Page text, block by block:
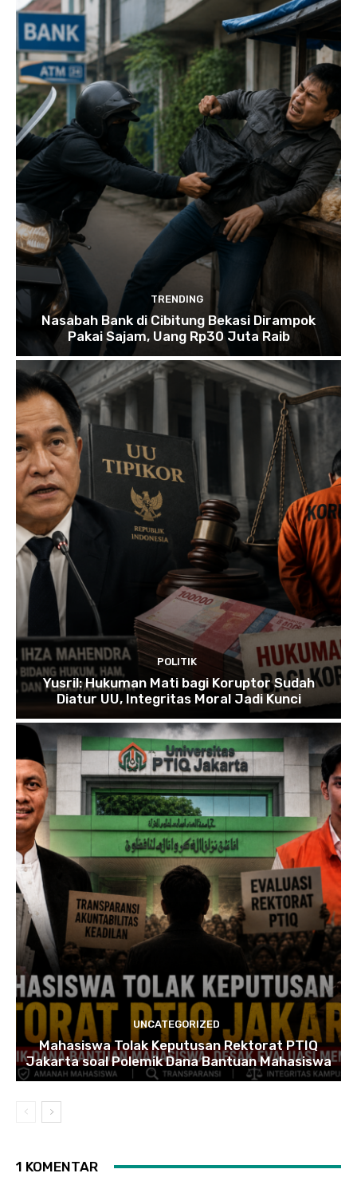
TRENDING
Nasabah Bank di Cibitung Bekasi Dirampok
Pakai Sajam, Uang Rp30 Juta Raib
POLITIK
Yusril: Hukuman Mati bagi Koruptor Sudah
Diatur UU, Integritas Moral Jadi Kunci
UNCATEGORIZED
Mahasiswa Tolak Keputusan Rektorat PTIQ
Jakarta soal Polemik Dana Bantuan Mahasiswa
1 KOMENTAR